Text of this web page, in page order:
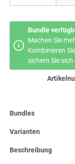
Bundle
Machen Sie
Kombinieren
sichern Sie
Bundles
Varianten
Beschreibung